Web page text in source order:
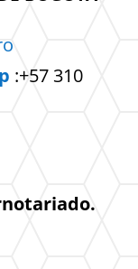
:+57 310